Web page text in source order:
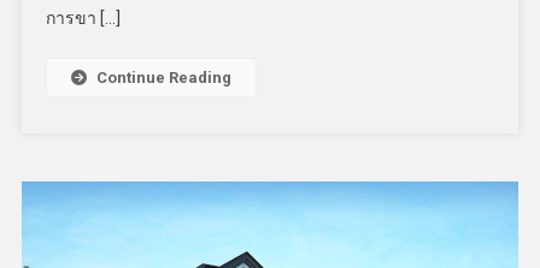
การขา […]
Continue Reading